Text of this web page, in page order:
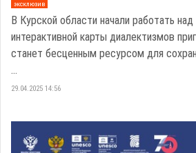
эксклюзив
В Курской области начали работать
интерактивной карты диалектизмов
станет бесценным ресурсом для
...
29.04.2025 14:56